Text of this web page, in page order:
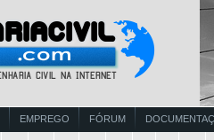
EMPREGO FÓRUM